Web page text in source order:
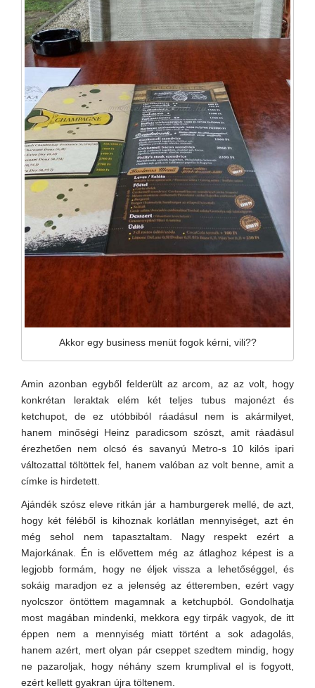
Akkor egy business menüt fogok kérni, vili??
Amin azonban egyből felderült az arcom, az az volt, hogy
konkrétan leraktak elém két teljes tubus majonézt és
ketchupot, de ez utóbbiból ráadásul nem is akármilyet,
hanem minőségi Heinz paradicsom szószt, amit ráadásul
érezhetően nem olcsó és savanyú Metro-s 10 kilós ipari
változattal töltöttek fel, hanem valóban az volt benne, amit a
címke is hirdetett.
Ajándék szósz eleve ritkán jár a hamburgerek mellé, de azt,
hogy két féléből is kihoznak korlátlan mennyiséget, azt én
még sehol nem tapasztaltam. Nagy respekt ezért a
Majorkának. Én is elővettem még az átlaghoz képest is a
legjobb formám, hogy ne éljek vissza a lehetőséggel, és
sokáig maradjon ez a jelenség az étteremben, ezért vagy
nyolcszor öntöttem magamnak a ketchupból. Gondolhatja
most magában mindenki, mekkora egy tirpák vagyok, de itt
éppen nem a mennyiség miatt történt a sok adagolás,
hanem azért, mert olyan pár cseppet szedtem mindig, hogy
ne pazaroljak, hogy néhány szem krumplival el is fogyott,
ezért kellett gyakran újra töltenem.